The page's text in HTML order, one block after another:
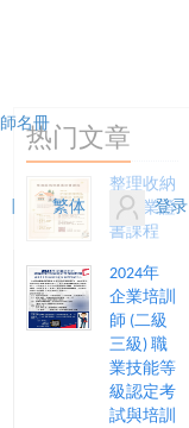
名冊
繁体 登录
热门文章
整理收納
師專業證
書課程
2024年
企業培訓
師 (二級
三級) 職
業技能等
級認定考
試與培訓